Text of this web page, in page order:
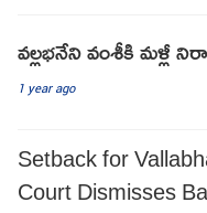
వల్ల‌భ‌నేని వంశీకి మళ్లీ
1 year ago
Setback for
Court Dismisses